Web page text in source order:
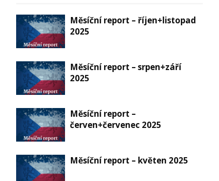
Měsíční report – říjen+listopad
2025
Měsíční report – srpen+září
2025
Měsíční report –
červen+červenec 2025
Měsíční report – květen 2025